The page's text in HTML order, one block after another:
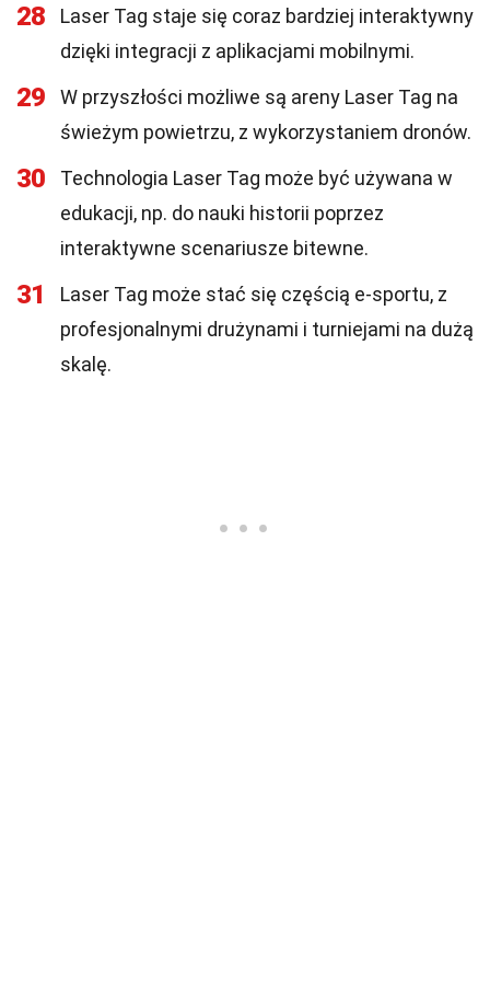
28
Laser Tag staje się coraz bardziej interaktywny
dzięki integracji z aplikacjami mobilnymi.
29
W przyszłości możliwe są areny Laser Tag na
świeżym powietrzu, z wykorzystaniem dronów.
30
Technologia Laser Tag może być używana w
edukacji, np. do nauki historii poprzez
interaktywne scenariusze bitewne.
31
Laser Tag może stać się częścią e-sportu, z
profesjonalnymi drużynami i turniejami na dużą
skalę.